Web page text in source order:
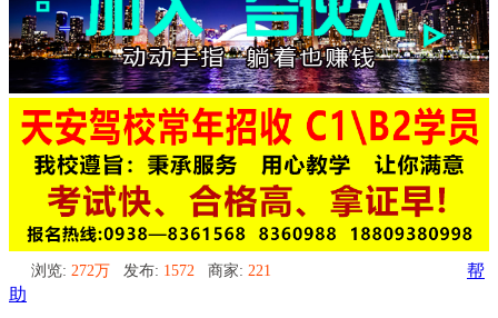
浏览: 272万 发布: 1572 商家: 221
帮
助